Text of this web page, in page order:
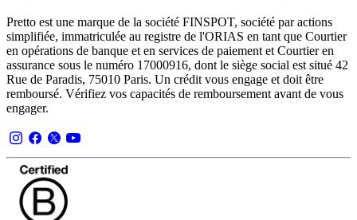
Pretto est une marque de la société FINSPOT, société par actions
simplifiée, immatriculée au registre de l'ORIAS en tant que Courtier
en opérations de banque et en services de paiement et Courtier en
assurance sous le numéro 17000916, dont le siège social est situé 42
Rue de Paradis, 75010 Paris. Un crédit vous engage et doit être
remboursé. Vérifiez vos capacités de remboursement avant de vous
engager.